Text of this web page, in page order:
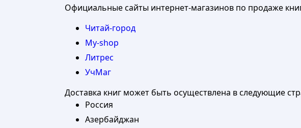
Официальные сайты интернет-магазинов по продаже
Читай-город
My-shop
Литрес
УчМаг
Доставка книг может быть осуществлена в следующие
Россия
Азербайджан